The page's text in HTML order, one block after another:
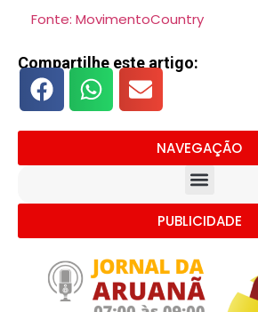
Fonte: MovimentoCountry
Compartilhe este artigo:
NAVEGAÇÃO
PUBLICIDADE